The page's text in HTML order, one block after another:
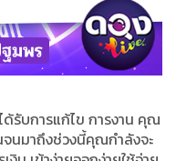
รับการแก้ไข การงาน คุณ
นมาถึงช่วงนี้คุณกำลังจะ